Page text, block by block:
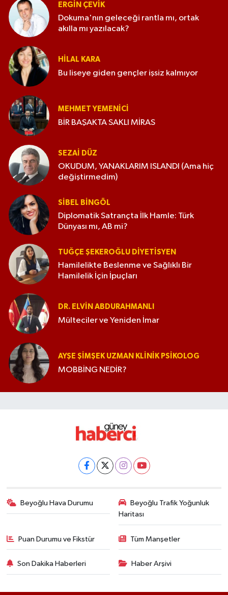
ERGIN ÇEVİK
Dokuma'nın geleceği rantla mı, ortak
akılla mı yazılacak?
HILAL KARA
Bu liseye giden gençler işsiz kalmıyor
MEHMET YEMENICI
BİR BAŞAKTA SAKLI MİRAS
SEZAI DÜZ
OKUDUM, YANAKLARIM ISLANDI (Ama hiç
değiştirmedim)
SIBEL BINGÖL
Diplomatik Satrançta İlk Hamle: Türk
Dünyası mı, AB mi?
TUĞÇE ŞEKEROĞLU DIYETISYEN
Hamilelikte Beslenme ve Sağlıklı Bir
Hamilelik İçin İpuçları
DR. ELVIN ABDURAHMANLI
Mülteciler ve Yeniden İmar
AYŞE ŞIMŞEK UZMAN KLINIK PSIKOLOG
MOBBİNG NEDİR?
Beyoğlu Hava Durumu
Beyoğlu Trafik Yoğunluk
Haritası
Puan Durumu ve Fikstür Tüm Manşetler
Son Dakika Haberleri Haber Arşivi